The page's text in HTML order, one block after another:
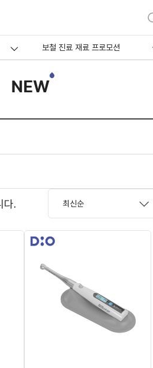
보철 진료 재료 프로모션
NEW
다.